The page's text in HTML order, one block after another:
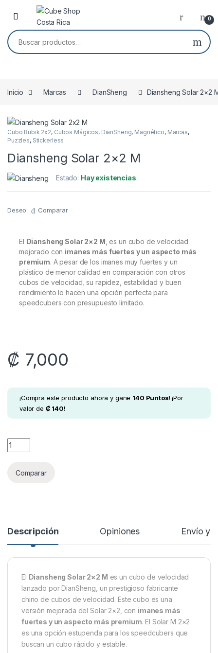
Skip to navigation
Skip to content
0
Buscar por:
Inicio Marcas DianSheng Diansheng Solar 2×2
Cubo Rubik 2x2, Cubos Mágicos, DianSheng, Magnético, Marcas,
Puzzles, Stickerless
Diansheng Solar 2×2 M
Estado: Hay existencias
Deseo Comparar
El Diansheng Solar 2×2 M , es un cubo de velocidad
mejorado con imanes más fuertes y un aspecto más
premium. A pesar de los imanes muy fuertes y un
plástico de menor calidad en comparación con otros
cubos de velocidad, su rapidez, estabilidad y buen
rendimiento lo hacen una opción perfecta para
speedcubers con presupuesto limitado.
₡ 7,000
¡Compra este producto ahora y gane 140 Puntos! ¡Por
valor de ₡ 140!
Diansheng Solar 2x2 M quantity
Comparar
Descripción Opiniones Envío y
El Diansheng Solar 2×2 M es un cubo de velocidad
lanzado por DianSheng, un prestigioso fabricante
chino de cubos de velocidad. Este cubo es una
versión mejorada del Solar 2×2, con imanes más
fuertes y un aspecto más premium. El Solar M 2×2
es una opción estupenda para los speedcubers que
buscan un cubo rápido y estable.